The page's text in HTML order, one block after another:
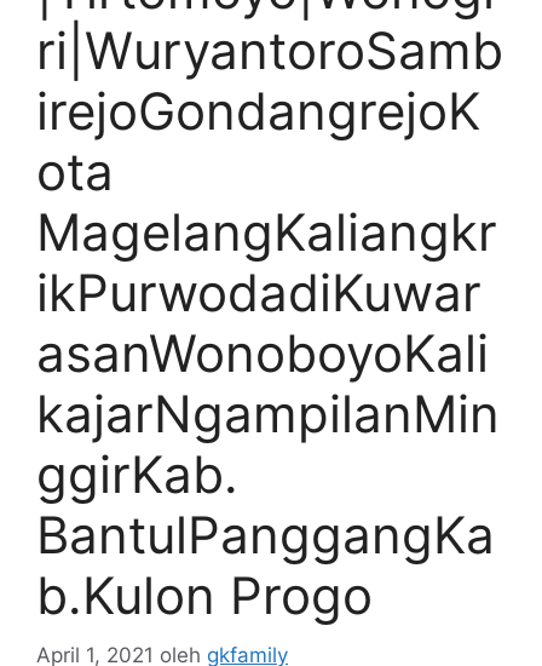
ri|WuryantoroSamb
irejoGondangrejoK
ota
MagelangKaliangkr
ikPurwodadiKuwar
asanWonoboyoKali
kajarNgampilanMin
ggirKab.
BantulPanggangKa
b.Kulon Progo
April 1, 2021 oleh gkfamily